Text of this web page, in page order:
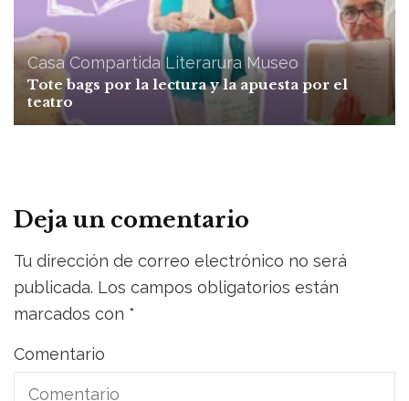
Casa Compartida Literarura Museo
Tote bags por la lectura y la apuesta por el
teatro
Deja un comentario
Tu dirección de correo electrónico no será
publicada. Los campos obligatorios están
marcados con *
Comentario